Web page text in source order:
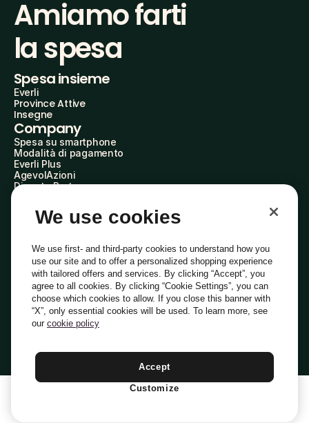
Amiamo farti
la spesa
Spesa insieme
Everli
Province Attive
Insegne
Company
Spesa su smartphone
Modalità di pagamento
Everli Plus
AgevolAzioni
Diventa Partner
Everli Shoppers
About Us
Everli News
Domande frequenti
Lavora con noi
Diventa Shopper
Investitori
PrivacyCookiePreferenze Cookie
Termini e CondizioniCodice Etico
Indirizzo PEC: everli@pec.it - indirizzo DPO: dpo@everli.com
Italiano
We use cookies
We use first- and third-party cookies to understand how you
use our site and to offer a personalized shopping experience
with tailored offers and services. By clicking “Accept”, you
agree to all cookies. By clicking “Cookie Settings”, you can
choose which cookies to allow. If you close this banner with
“X”, only essential cookies will be used. To learn more, see
our cookie policy
Accept
Customize